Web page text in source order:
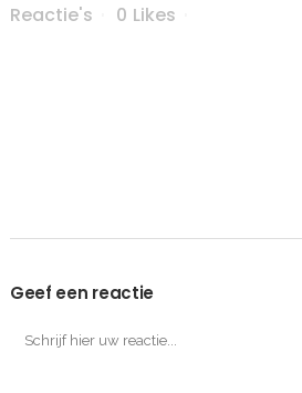
Reactie's
0 Likes
Geef een reactie